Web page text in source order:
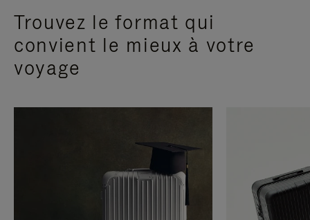
Trouvez le format qui
convient le mieux à votre
voyage